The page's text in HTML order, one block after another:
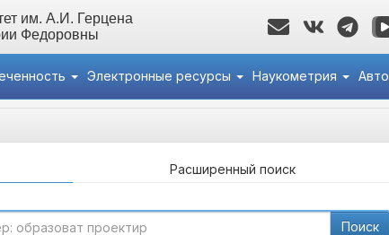
им. А.И. Герцена
Федоровны
Электронные ресурсы Наукометрия
Расширенный поиск
Поиск